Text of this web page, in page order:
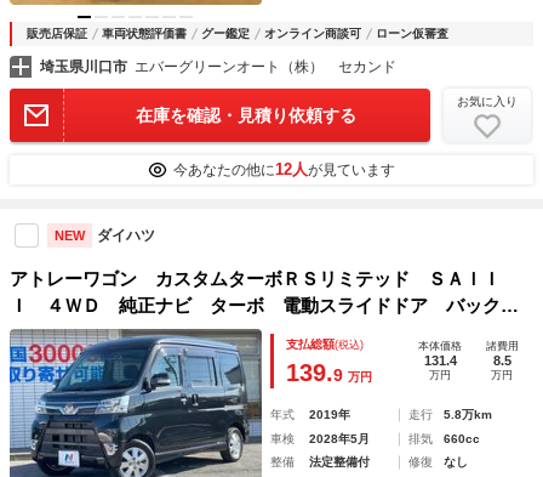
販売店保証 車両状態評価書 グー鑑定 オンライン商談可 ローン仮審査
埼玉県川口市 エバーグリーンオート（株） セカンド
在庫を確認・見積り依頼する
お気に入り
今あなたの他に12人が見ています
NEW ダイハツ
アトレーワゴン カスタムターボＲＳリミテッド ＳＡＩＩ
Ｉ ４ＷＤ 純正ナビ ターボ 電動スライドドア バックカ
メラ スマートアシスト 禁煙車 ドラレコ ＬＥＤヘッド
ＥＴＣ 純正１３インチアルミ オートエアコン Ｂｌｕｅｔ
ｏｏｔｈ ＣＤ ＤＶＤ再生
支払総額(税込)
139.9 万円
本体価格
131.4
万円
諸費用
8.5
万円
年式 2019年 走行
5.8万km
車検
2028年5月 排気
660cc
整備
法定整備付 修復
なし